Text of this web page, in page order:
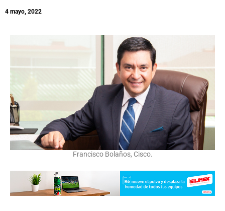
4 mayo, 2022
Francisco Bolaños, Cisco.